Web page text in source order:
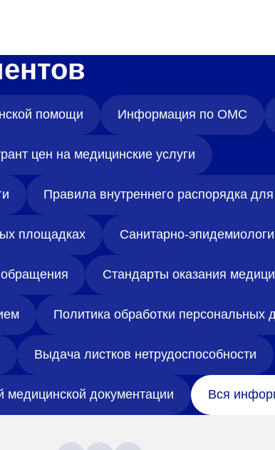
помощи Информация по ОМС
цен на медицинские услуги
Правила внутреннего распорядка
площадках Санитарно-
обращения Стандарты оказания
Политика обработки персональных
Выдача листков нетрудоспособности
медицинской документации Вся